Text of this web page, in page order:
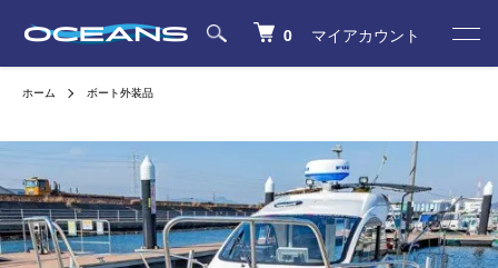
0 マイアカウント
ホーム ボート外装品